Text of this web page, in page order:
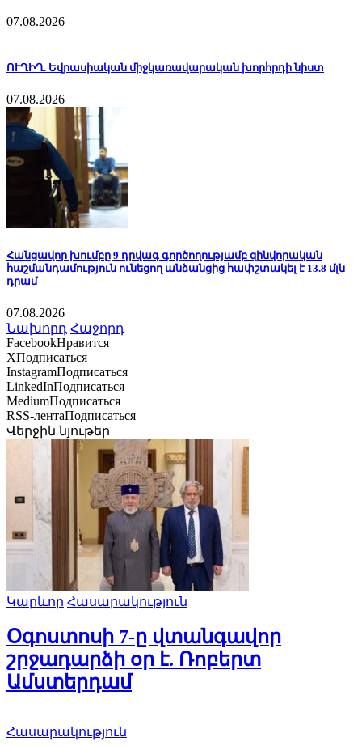
07.08.2026
ՈՒՂԻՂ. Եվրասիական միջկառավարական խորհրդի նիստ
07.08.2026
Հանցավոր խումբը 9 դրվագ գործողությամբ զինվորական
հաշմանդամություն ունեցող անձանցից հափշտակել է 13.8 մլն
դրամ
07.08.2026
Նախորդ Հաջորդ
FacebookНравится
XПодписаться
InstagramПодписаться
LinkedInПодписаться
MediumПодписаться
RSS-лентаПодписаться
Վերջին նյութեր
Կարևոր Հասարակություն
Օգոստոսի 7-ը վտանգավոր
շրջադարձի օր է. Ռոբերտ
Ամստերդամ
Հասարակություն